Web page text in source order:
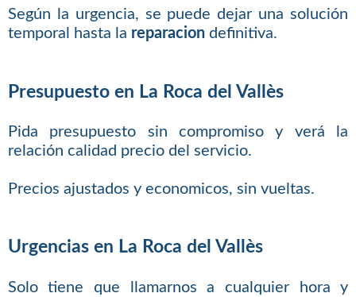
Según la urgencia, se puede dejar una solución
temporal hasta la reparaciondefinitiva.
Presupuesto en La Roca del Vallès
Pida presupuesto sin compromiso y verá la
relación calidad precio del servicio.
Precios ajustados y economicos, sin vueltas.
Urgencias en La Roca del Vallès
Solo tiene que llamarnos a cualquier hora y